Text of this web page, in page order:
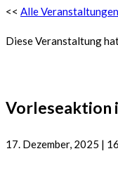
<< Alle Veranstaltungen
Diese Veranstaltung
Vorleseaktion
17. Dezember, 2025 |